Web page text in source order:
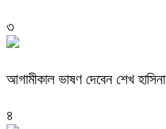
৩
আগামীকাল ভাষণ দেবেন শেখ হাসিনা
৪